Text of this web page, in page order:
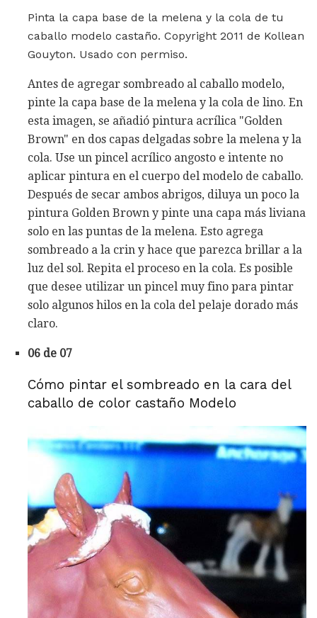
Pinta la capa base de la melena y la cola de tu
caballo modelo castaño. Copyright 2011 de Kollean
Gouyton. Usado con permiso.
Antes de agregar sombreado al caballo modelo,
pinte la capa base de la melena y la cola de lino. En
esta imagen, se añadió pintura acrílica "Golden
Brown" en dos capas delgadas sobre la melena y la
cola. Use un pincel acrílico angosto e intente no
aplicar pintura en el cuerpo del modelo de caballo.
Después de secar ambos abrigos, diluya un poco la
pintura Golden Brown y pinte una capa más liviana
solo en las puntas de la melena. Esto agrega
sombreado a la crin y hace que parezca brillar a la
luz del sol. Repita el proceso en la cola. Es posible
que desee utilizar un pincel muy fino para pintar
solo algunos hilos en la cola del pelaje dorado más
claro.
06 de 07
Cómo pintar el sombreado en la cara del
caballo de color castaño Modelo